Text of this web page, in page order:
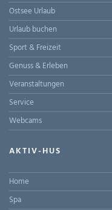
Ostsee Urlaub
Urlaub buchen
Sport & Freizeit
Genuss & Erleben
Veranstaltungen
Service
Webcams
AKTIV-HUS
Home
Spa